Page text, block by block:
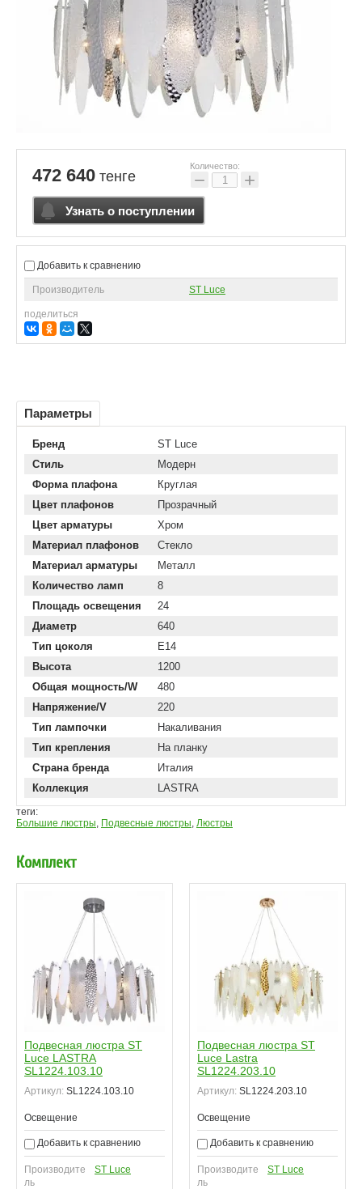
472 640 тенге
Количество:
− +
Узнать о поступлении
Добавить к сравнению
Производитель ST Luce
поделиться
Параметры
Бренд
ST Luce
Стиль
Модерн
Форма плафона
Круглая
Цвет плафонов
Прозрачный
Цвет арматуры
Хром
Материал плафонов
Стекло
Материал арматуры
Металл
Количество ламп
8
Площадь освещения
24
Диаметр
640
Тип цоколя
E14
Высота
1200
Общая мощность/W
480
Напряжение/V
220
Тип лампочки
Накаливания
Тип крепления
На планку
Страна бренда
Италия
Коллекция
LASTRA
теги:
Большие люстры, Подвесные люстры, Люстры
Комплект
Подвесная люстра ST
Luce LASTRA
SL1224.103.10
Артикул: SL1224.103.10
Освещение
Добавить к сравнению
Производите
ль
ST Luce
Подвесная люстра ST
Luce Lastra
SL1224.203.10
Артикул: SL1224.203.10
Освещение
Добавить к сравнению
Производите
ль
ST Luce